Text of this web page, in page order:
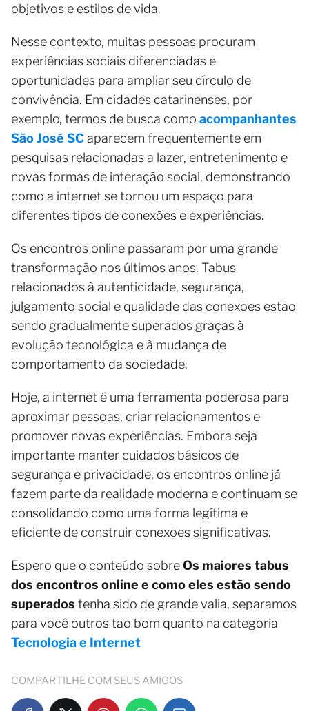
objetivos e estilos de vida.
Nesse contexto, muitas pessoas procuram
experiências sociais diferenciadas e
oportunidades para ampliar seu círculo de
convivência. Em cidades catarinenses, por
exemplo, termos de busca como acompanhantes
São José SCaparecem frequentemente em
pesquisas relacionadas a lazer, entretenimento e
novas formas de interação social, demonstrando
como a internet se tornou um espaço para
diferentes tipos de conexões e experiências.
Os encontros online passaram por uma grande
transformação nos últimos anos. Tabus
relacionados à autenticidade, segurança,
julgamento social e qualidade das conexões estão
sendo gradualmente superados graças à
evolução tecnológica e à mudança de
comportamento da sociedade.
Hoje, a internet é uma ferramenta poderosa para
aproximar pessoas, criar relacionamentos e
promover novas experiências. Embora seja
importante manter cuidados básicos de
segurança e privacidade, os encontros online já
fazem parte da realidade moderna e continuam se
consolidando como uma forma legítima e
eficiente de construir conexões significativas.
Espero que o conteúdo sobreOs maiores tabus
dos encontros online e como eles estão sendo
superados tenha sido de grande valia, separamos
para você outros tão bom quanto na categoria
Tecnologia e Internet
COMPARTILHE COM SEUS AMIGOS